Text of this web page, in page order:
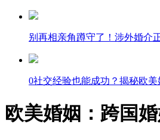
别再相亲角蹲守了！涉外婚介
0社交经验也能成功？揭秘欧
欧美婚姻：跨国